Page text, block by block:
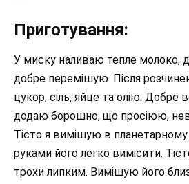
Приготування:
У миску наливаю тепле молоко,
добре перемішую. Після
цукор, сіль, яйце та олію. Добре
додаю борошно, що просіюю,
Тісто я вимішую в планетарному
руками його легко вимісити.
трохи липким. Вимішую його